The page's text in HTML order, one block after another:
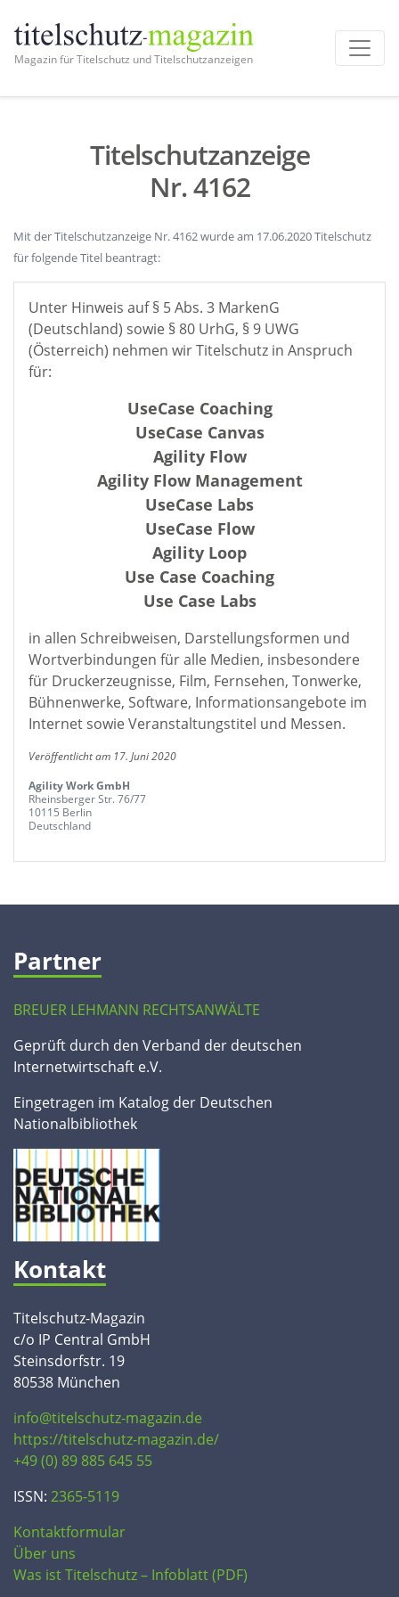
Magazin für Titelschutz und Titelschutzanzeigen
Titelschutzanzeige
Nr. 4162
Mit der Titelschutzanzeige Nr. 4162 wurde am 17.06.2020 Titelschutz
für folgende Titel beantragt:
Unter Hinweis auf § 5 Abs. 3 MarkenG
(Deutschland) sowie § 80 UrhG, § 9 UWG
(Österreich) nehmen wir Titelschutz in Anspruch
für:
UseCase Coaching
UseCase Canvas
Agility Flow
Agility Flow Management
UseCase Labs
UseCase Flow
Agility Loop
Use Case Coaching
Use Case Labs
in allen Schreibweisen, Darstellungsformen und
Wortverbindungen für alle Medien, insbesondere
für Druckerzeugnisse, Film, Fernsehen, Tonwerke,
Bühnenwerke, Software, Informationsangebote im
Internet sowie Veranstaltungstitel und Messen.
Veröffentlicht am 17. Juni 2020
Agility Work GmbH
Rheinsberger Str. 76/77
10115 Berlin
Deutschland
Partner
BREUER LEHMANN RECHTSANWÄLTE
Geprüft durch den Verband der deutschen
Internetwirtschaft e.V.
Eingetragen im Katalog der Deutschen
Nationalbibliothek
Kontakt
Titelschutz-Magazin
c/o IP Central GmbH
Steinsdorfstr. 19
80538 München
info@titelschutz-magazin.de
https://titelschutz-magazin.de/
+49 (0) 89 885 645 55
ISSN: 2365-5119
Kontaktformular
Über uns
Was ist Titelschutz – Infoblatt (PDF)